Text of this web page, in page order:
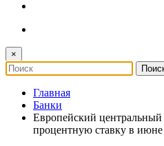
×
Главная
Банки
Европейский
процентную ставку в июне